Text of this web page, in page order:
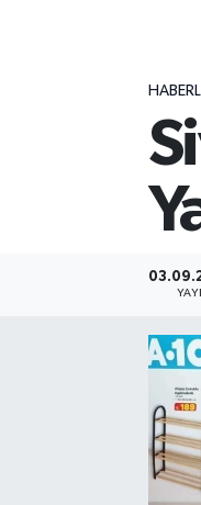
ÖZEL HABER
RESMİ İLANLAR
SPONSORLU